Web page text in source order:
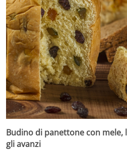
Budino di panettone con
gli avanzi